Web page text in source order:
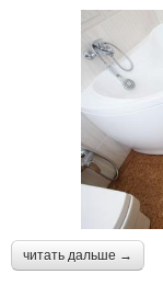
читать дальше →